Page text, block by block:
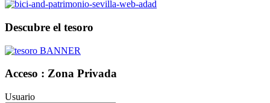
Descubre el tesoro
Acceso : Zona Privada
Usuario